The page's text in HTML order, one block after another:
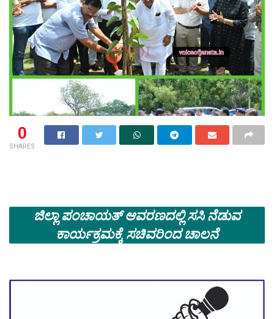
0
SHARES
ಜಿಲ್ಲಾ ಪಂಚಾಯತ್ ಆವರಣದಲ್ಲಿ ಸಸಿ ನೆಡುವ
ಕಾರ್ಯಕ್ರಮಕ್ಕೆ ಸಚಿವರಿಂದ ಚಾಲನೆ